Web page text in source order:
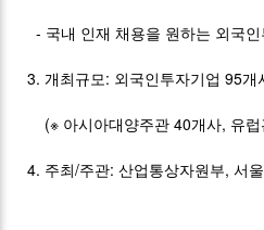
- 국내 인재 채용을 원하는 외국
3. 개최규모: 외국인투자기업 95개
(※ 아시아대양주관 40개사, 유
4. 주최/주관: 산업통상자원부, 서